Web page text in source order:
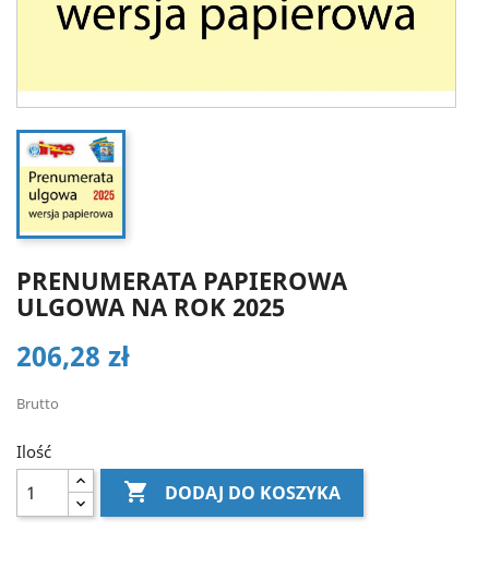
PRENUMERATA PAPIEROWA
ULGOWA NA ROK 2025
206,28 zł
Brutto
Ilość
 DODAJ DO KOSZYKA